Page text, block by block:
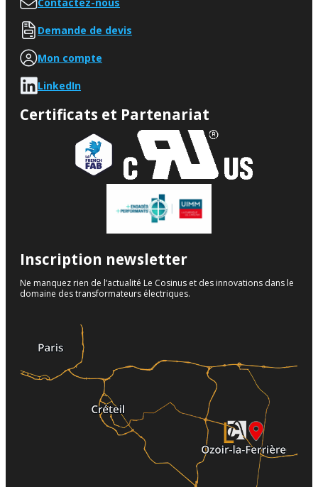
Demande de devis
Mon compte
LinkedIn
Certificats et Partenariat
Inscription newsletter
Ne manquez rien de l’actualité Le Cosinus et des innovations dans le
domaine des transformateurs électriques.